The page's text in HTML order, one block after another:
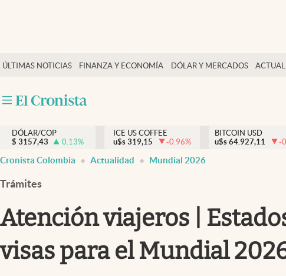
ÚLTIMAS NOTICIAS FINANZA Y ECONOMÍA DÓLAR Y MERCADOS
Salud y nutrición
Tiempo libre
Dólar y mercados
Curiosidades
DÓLAR/COP
$ 3157,43 0.13%
ICE US COFFEE
u$s 319,15 -0.96%
BITCOIN USD
u$s 64.927,11 -
Cronista Colombia Actualidad Mundial 2026
Trámites
Atención viajeros |
visas para el Mundial